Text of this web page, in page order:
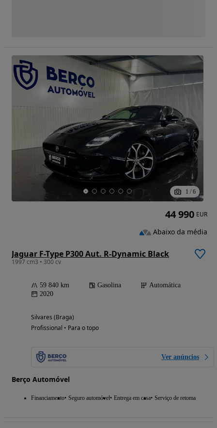
1 / 6
Jaguar F-Type P300 Aut. R-Dynamic Black
1997 cm3 • 300 cv
59 840 km Gasolina
Automática
2020
Silvares (Braga)
Profissional • Para o topo
Ver anúncios
Berço Automóvel
Financiamento Seguro automóvel Entrega em casa Serviço de retoma
44 990 EUR
Abaixo da média